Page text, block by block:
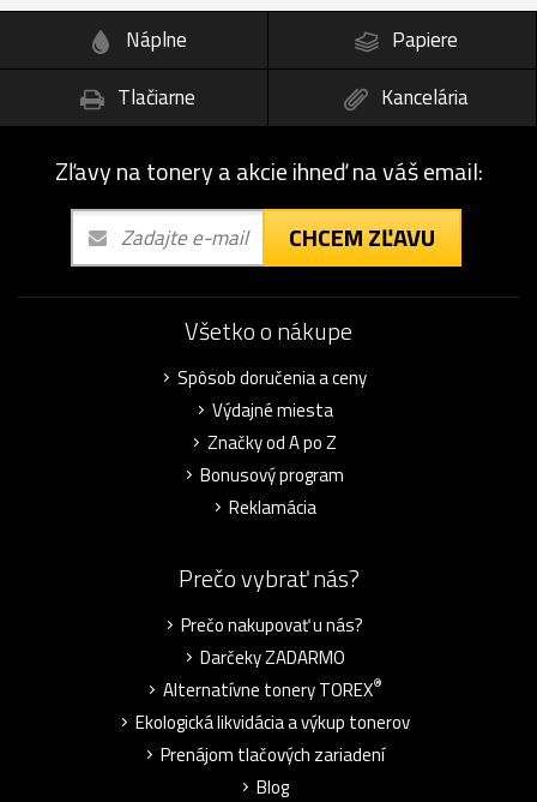
Náplne
Papiere
Tlačiarne
Kancelária
Zľavy na tonery a akcie ihneď na váš email:
CHCEM ZĽAVU
Všetko o nákupe
Spôsob doručenia a ceny
Výdajné miesta
Značky od A po Z
Bonusový program
Reklamácia
Prečo vybrať nás?
Prečo nakupovať u nás?
Darčeky ZADARMO
Alternatívne tonery TOREX®
Ekologická likvidácia a výkup tonerov
Prenájom tlačových zariadení
Blog